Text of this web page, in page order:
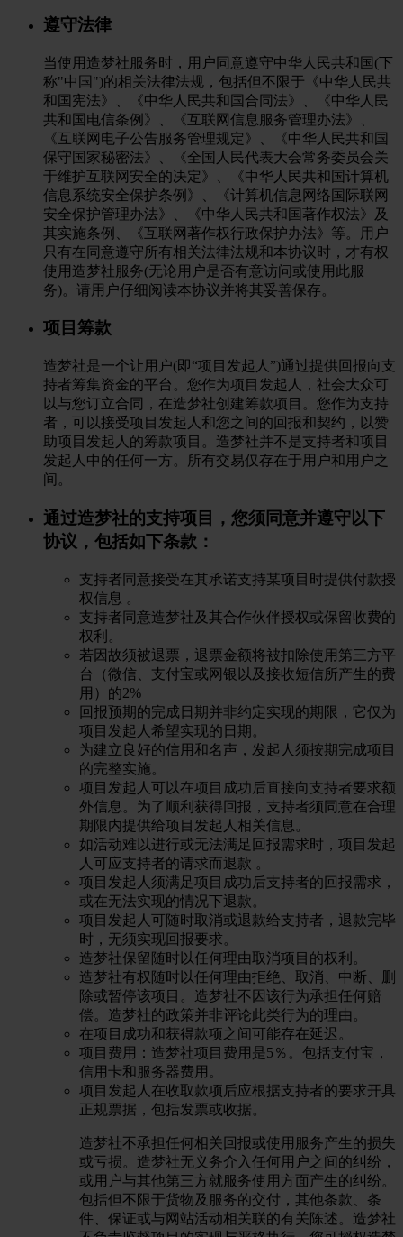
遵守法律
当使用造梦社服务时，用户同意遵守中华人民共和国(下
称"中国")的相关法律法规，包括但不限于《中华人民共
和国宪法》、《中华人民共和国合同法》、《中华人民
共和国电信条例》、《互联网信息服务管理办法》、
《互联网电子公告服务管理规定》、《中华人民共和国
保守国家秘密法》、《全国人民代表大会常务委员会关
于维护互联网安全的决定》、《中华人民共和国计算机
信息系统安全保护条例》、《计算机信息网络国际联网
安全保护管理办法》、《中华人民共和国著作权法》及
其实施条例、《互联网著作权行政保护办法》等。用户
只有在同意遵守所有相关法律法规和本协议时，才有权
使用造梦社服务(无论用户是否有意访问或使用此服
务)。请用户仔细阅读本协议并将其妥善保存。
项目筹款
造梦社是一个让用户(即“项目发起人”)通过提供回报向支
持者筹集资金的平台。您作为项目发起人，社会大众可
以与您订立合同，在造梦社创建筹款项目。您作为支持
者，可以接受项目发起人和您之间的回报和契约，以赞
助项目发起人的筹款项目。造梦社并不是支持者和项目
发起人中的任何一方。所有交易仅存在于用户和用户之
间。
通过造梦社的支持项目，您须同意并遵守以下
协议，包括如下条款：
支持者同意接受在其承诺支持某项目时提供付款授
权信息 。
支持者同意造梦社及其合作伙伴授权或保留收费的
权利。
若因故须被退票，退票金额将被扣除使用第三方平
台（微信、支付宝或网银以及接收短信所产生的费
用）的2%
回报预期的完成日期并非约定实现的期限，它仅为
项目发起人希望实现的日期。
为建立良好的信用和名声，发起人须按期完成项目
的完整实施。
项目发起人可以在项目成功后直接向支持者要求额
外信息。为了顺利获得回报，支持者须同意在合理
期限内提供给项目发起人相关信息。
如活动难以进行或无法满足回报需求时，项目发起
人可应支持者的请求而退款 。
项目发起人须满足项目成功后支持者的回报需求，
或在无法实现的情况下退款。
项目发起人可随时取消或退款给支持者，退款完毕
时，无须实现回报要求。
造梦社保留随时以任何理由取消项目的权利。
造梦社有权随时以任何理由拒绝、取消、中断、删
除或暂停该项目。造梦社不因该行为承担任何赔
偿。造梦社的政策并非评论此类行为的理由。
在项目成功和获得款项之间可能存在延迟。
项目费用：造梦社项目费用是5％。包括支付宝，
信用卡和服务器费用。
项目发起人在收取款项后应根据支持者的要求开具
正规票据，包括发票或收据。
造梦社不承担任何相关回报或使用服务产生的损失
或亏损。造梦社无义务介入任何用户之间的纠纷，
或用户与其他第三方就服务使用方面产生的纠纷。
包括但不限于货物及服务的交付，其他条款、条
件、保证或与网站活动相关联的有关陈述。造梦社